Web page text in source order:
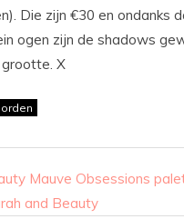
Die zijn €30 en ondanks
ogen zijn de shadows
X
Mauve Obsessions
and Beauty